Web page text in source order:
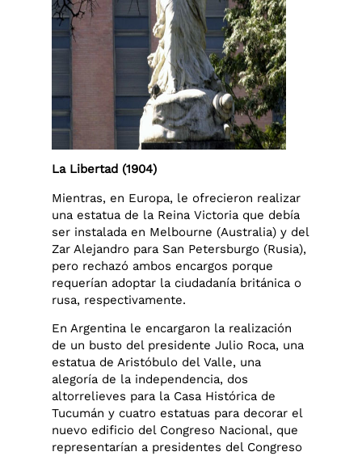
La Libertad (1904)
Mientras, en Europa, le ofrecieron realizar
una estatua de la Reina Victoria que debía
ser instalada en Melbourne (Australia) y del
Zar Alejandro para San Petersburgo (Rusia),
pero rechazó ambos encargos porque
requerían adoptar la ciudadanía británica o
rusa, respectivamente.
En Argentina le encargaron la realización
de un busto del presidente Julio Roca, una
estatua de Aristóbulo del Valle, una
alegoría de la independencia, dos
altorrelieves para la Casa Histórica de
Tucumán y cuatro estatuas para decorar el
nuevo edificio del Congreso Nacional, que
representarían a presidentes del Congreso